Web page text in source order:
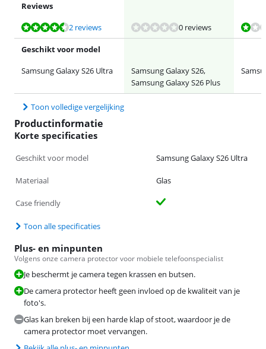
Reviews
Beoordeling is 8,6 van de 10, gebaseerd op 2 reviews.
2 reviews 0 reviews
Beoordeling is 2,4 van de 10, gebaseerd op 1 review.
Beoordeling is 8,2 van de 10, gebaseerd op 5 reviews.
Geschikt voor model
Samsung Galaxy S26 Ultra
Samsung Galaxy S26,
Samsung Galaxy S26 Plus
Toon volledige vergelijking
Productinformatie
Korte specificaties
Geschikt voor model Samsung Galaxy S26 Ultra
Materiaal Glas
Case friendly
Toon alle specificaties
Plus- en minpunten
Volgens onze camera protector voor mobiele telefoonspecialist
Je beschermt je camera tegen krassen en butsen.
De camera protector heeft geen invloed op de kwaliteit van je
foto's.
Glas kan breken bij een harde klap of stoot, waardoor je de
camera protector moet vervangen.